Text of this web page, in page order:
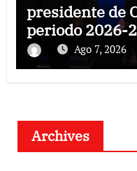
presidente de
periodo 2026-
Ago 7, 2026
Archives